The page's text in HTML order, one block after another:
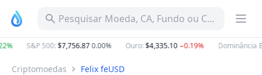
Pesquisar Moeda, CA, Fundo ou Categoria
S&P 500:$7,756.870.00% Ouro:$4,335.10−0.19% Dominância
Criptomoedas Felix feUSD